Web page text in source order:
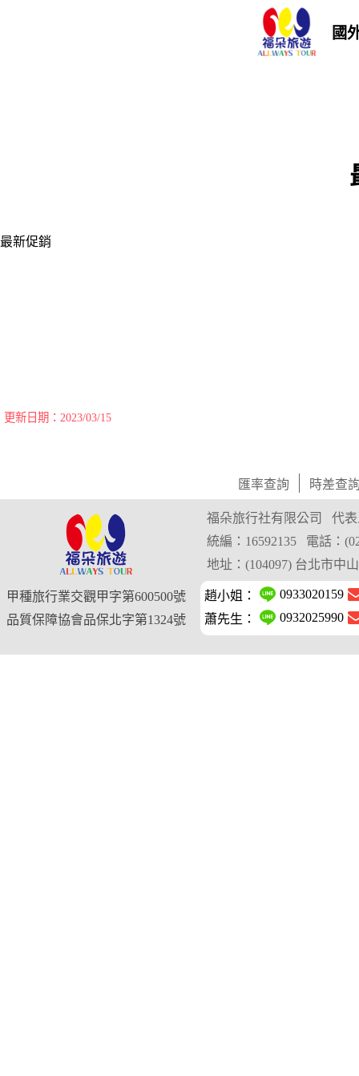
國
最新促銷
更新日期：2023/03/15
匯率查詢 時差查
甲種旅行業交觀甲字第600500號
品質保障協會品保北字第1324號
福朵旅行社有限公司
代
統編：16592135
電話：
地址：(104097) 台北市中
趙小姐：
0933020159
蕭先生：
0932025990